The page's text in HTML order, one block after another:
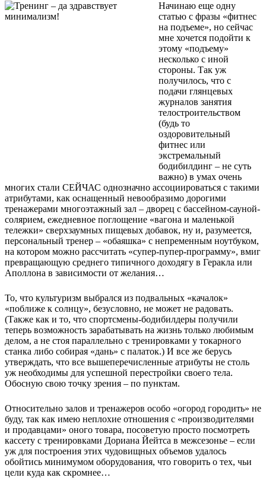
Начинаю еще одну
статью с фразы «фитнес
на подъеме», но сейчас
мне хочется подойти к
этому «подъему»
несколько с иной
стороны. Так уж
получилось, что с
подачи глянцевых
журналов занятия
телостроительством
(будь то
оздоровительный
фитнес или
экстремальный
бодибилдинг – не суть
важно) в умах очень
многих стали СЕЙЧАС однозначно ассоциироваться с такими
атрибутами, как оснащенный невообразимо дорогими
тренажерами многоэтажный зал – дворец с бассейном-сауной-
солярием, ежедневное поглощение «вагона и маленькой
тележки» сверхзаумных пищевых добавок, ну и, разумеется,
персональный тренер – «обаяшка» с непременным ноутбуком,
на котором можно рассчитать «супер-пупер-программу», вмиг
превращающую среднего типичного доходягу в Геракла или
Аполлона в зависимости от желания…
То, что культуризм выбрался из подвальных «качалок»
«поближе к солнцу», безусловно, не может не радовать.
(Также как и то, что спортсмены-бодибилдеры получили
теперь возможность зарабатывать на жизнь только любимым
делом, а не стоя параллельно с тренировками у токарного
станка либо собирая «дань» с палаток.) И все же берусь
утверждать, что все вышеперечисленные атрибуты не столь
уж необходимы для успешной перестройки своего тела.
Обосную свою точку зрения – по пунктам.
Относительно залов и тренажеров особо «огород городить» не
буду, так как имею неплохие отношения с «производителями
и продавцами» оного товара, посоветую просто посмотреть
кассету с тренировками Дориана Йейтса в межсезонье – если
уж для построения этих чудовищных объемов удалось
обойтись минимумом оборудования, что говорить о тех, чьи
цели куда как скромнее…